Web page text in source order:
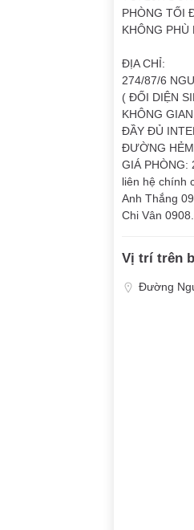
PHÒNG TỐI
KHÔNG
ĐỊA CHỈ:
274/87/6
( ĐỐI DIỆN
KHÔNG
ĐẦY ĐỦ
ĐƯỜNG
GIÁ PHÒNG:
liên hệ chính
Anh Thắng
Chi Vân
Vị trí trên
Đường